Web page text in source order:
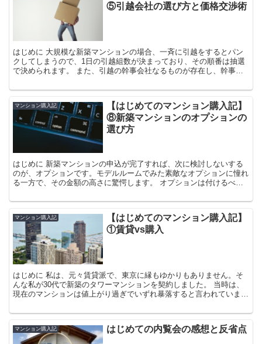
⑤引越会社の選び方と価格交渉術
はじめに 大規模な新築マンションの場合、一斉に引越をするとパン
クしてしまうので、1日の引越組数が決まっており、その順番は抽選
で決められます。 また、引越の幹事会社なるものが存在し、幹事会
マンション購入記
【はじめてのマンション購入記】
⑧新築マンションのオプションの
選び方
はじめに 新築マンションの申込が完了すれば、次に検討しないする
のが、オプションです。モデルルームでみた素敵なオプションに憧れ
る一方で、その金額の高さに驚愕します。 オプションは付けるべき
マンション購入記
【はじめてのマンション購入記】
①賃貸vs購入
はじめに 私は、元々賃貸派で、東京に縁もゆかりもありません。そ
んな私が30代で新築のタワーマンションを契約しました。 当時は、
現在のマンションは値上がり過ぎでいずれ暴落すると言われていまし
マンション購入記 はじめての内覧会の感想と反省点